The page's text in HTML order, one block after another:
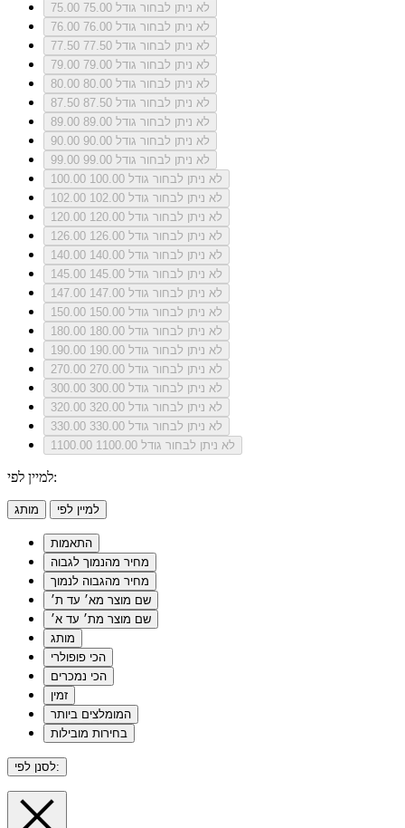
75.00
לא ניתן לבחור גודל 75.00
76.00
לא ניתן לבחור גודל 76.00
77.50
לא ניתן לבחור גודל 77.50
79.00
לא ניתן לבחור גודל 79.00
80.00
לא ניתן לבחור גודל 80.00
87.50
לא ניתן לבחור גודל 87.50
89.00
לא ניתן לבחור גודל 89.00
90.00
לא ניתן לבחור גודל 90.00
99.00
לא ניתן לבחור גודל 99.00
100.00
לא ניתן לבחור גודל 100.00
102.00
לא ניתן לבחור גודל 102.00
120.00
לא ניתן לבחור גודל 120.00
126.00
לא ניתן לבחור גודל 126.00
140.00
לא ניתן לבחור גודל 140.00
145.00
לא ניתן לבחור גודל 145.00
147.00
לא ניתן לבחור גודל 147.00
150.00
לא ניתן לבחור גודל 150.00
180.00
לא ניתן לבחור גודל 180.00
190.00
לא ניתן לבחור גודל 190.00
270.00
לא ניתן לבחור גודל 270.00
300.00
לא ניתן לבחור גודל 300.00
320.00
לא ניתן לבחור גודל 320.00
330.00
לא ניתן לבחור גודל 330.00
1100.00
לא ניתן לבחור גודל 1100.00
למיין לפי:
מותג למיין לפי
התאמות
מחיר מהנמוך לגבוה
מחיר מהגבוה לנמוך
שם מוצר מא׳ עד ת׳
שם מוצר מת׳ עד א׳
מותג
הכי פופולרי
הכי נמכרים
זמין
המומלצים ביותר
בחירות מובילות
לסנן לפי: